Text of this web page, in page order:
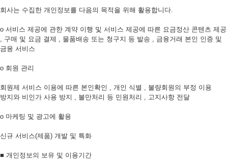
회사는 수집한 개인정보를 다음의 목적을 위해 활용합니다.
ο 서비스 제공에 관한 계약 이행 및 서비스 제공에 따른 요금정산 콘텐츠 제공
, 구매 및 요금 결제 , 물품배송 또는 청구지 등 발송 , 금융거래 본인 인증 및
금융 서비스
ο 회원 관리
회원제 서비스 이용에 따른 본인확인 , 개인 식별 , 불량회원의 부정 이용
방지와 비인가 사용 방지 , 불만처리 등 민원처리 , 고지사항 전달
ο 마케팅 및 광고에 활용
신규 서비스(제품) 개발 및 특화
■ 개인정보의 보유 및 이용기간